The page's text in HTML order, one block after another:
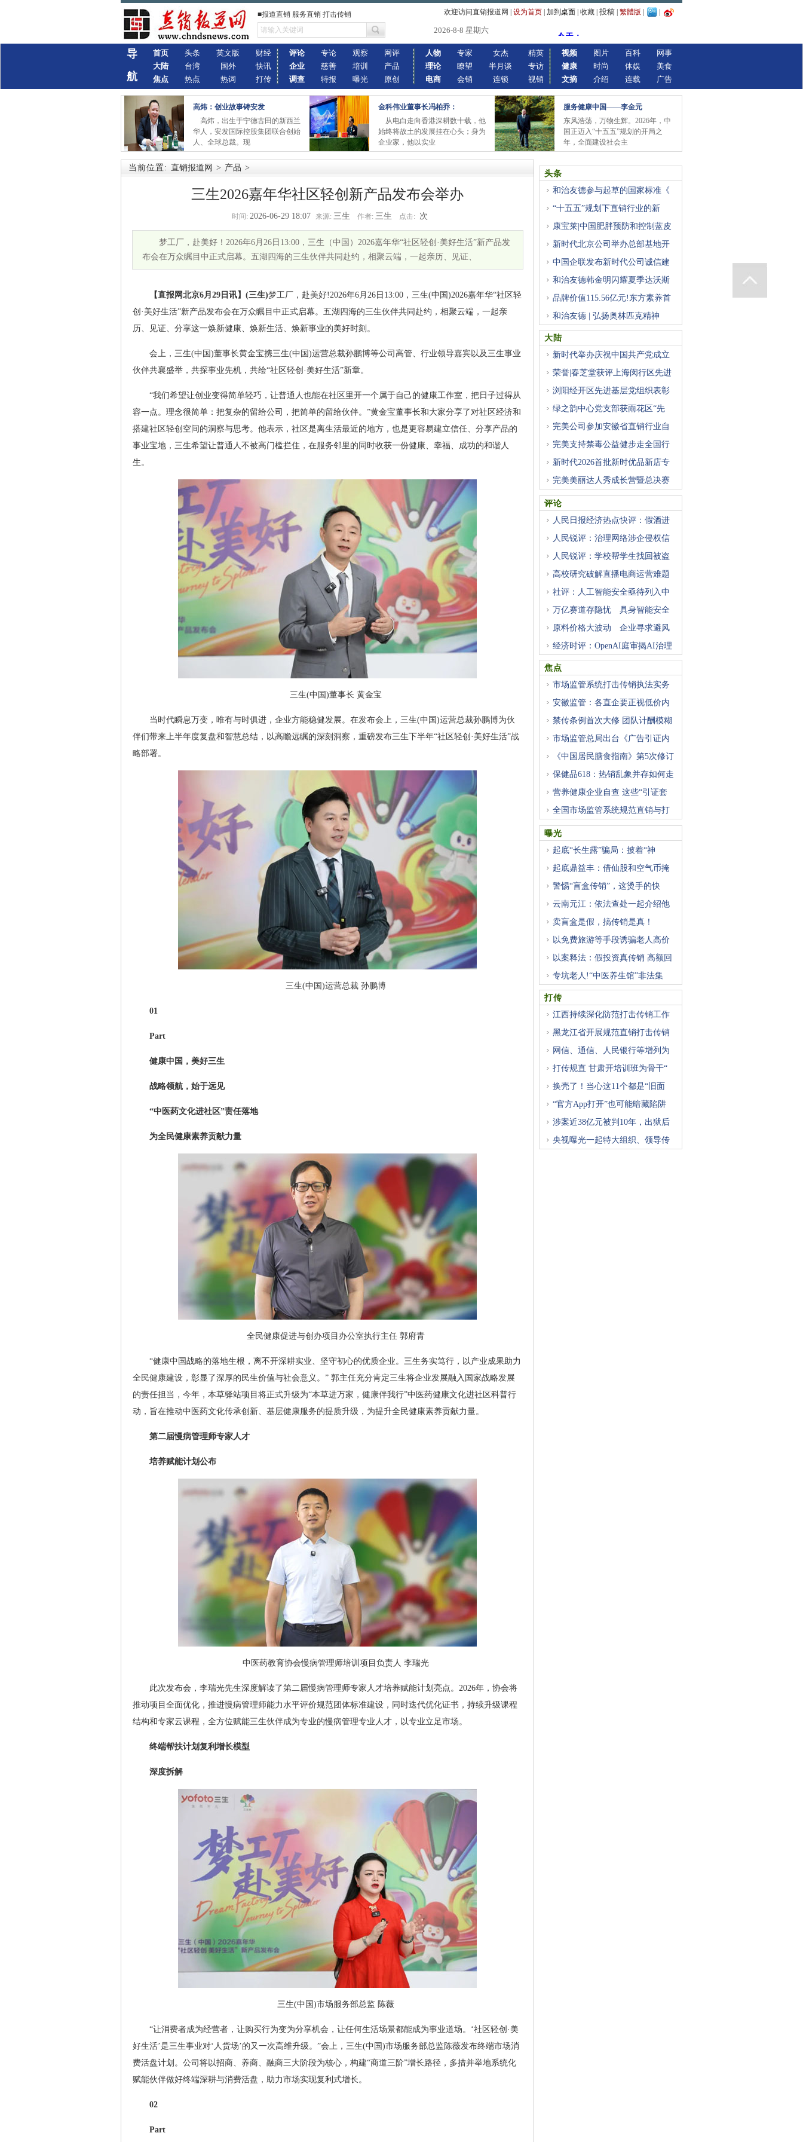
■报道直销 服务直销 打击传销 欢迎访问直销报道网 设为首页 加到桌面 收藏 投稿 繁體版
2026-8-8 星期六
导
航
首页
大陆
焦点
头条
台湾
热点
英文版
国外
热词
财经
快讯
打传
评论
企业
调查
专论
慈善
特报
观察
培训
曝光
网评
产品
原创
人物
理论
电商
专家
瞭望
会销
女杰
半月谈
连锁
精英
专访
视销
视频
健康
文摘
图片
时尚
介绍
百科
体娱
连载
网事
美食
广告
高炜：创业故事铸安发
高炜，出生于宁德古田的新西兰
华人，安发国际控股集团联合创始
人、全球总裁。现
金科伟业董事长冯柏乔：
从电白走向香港深耕数十载，他
始终将故土的发展挂在心头；身为
企业家，他以实业
服务健康中国——李金元
东风浩荡，万物生辉。2026年，中
国正迈入“十五五”规划的开局之
年，全面建设社会主
当前位置: 直销报道网 > 产品 >
三生2026嘉年华社区轻创新产品发布会举办
时间: 2026-06-29 18:07 来源: 三生 作者: 三生 点击: 次
梦工厂，赴美好！2026年6月26日13:00，三生（中国）2026嘉年华“社区轻创·美好生活”新产品发
布会在万众瞩目中正式启幕。五湖四海的三生伙伴共同赴约，相聚云端，一起亲历、见证、
【直报网北京6月29日讯】(三生)梦工厂，赴美好!2026年6月26日13:00，三生(中国)2026嘉年华“社区轻
创·美好生活”新产品发布会在万众瞩目中正式启幕。五湖四海的三生伙伴共同赴约，相聚云端，一起亲
历、见证、分享这一焕新健康、焕新生活、焕新事业的美好时刻。
会上，三生(中国)董事长黄金宝携三生(中国)运营总裁孙鹏博等公司高管、行业领导嘉宾以及三生事业
伙伴共襄盛举，共探事业先机，共绘“社区轻创·美好生活”新章。
“我们希望让创业变得简单轻巧，让普通人也能在社区里开一个属于自己的健康工作室，把日子过得从
容一点。理念很简单：把复杂的留给公司，把简单的留给伙伴。”黄金宝董事长和大家分享了对社区经济和
搭建社区轻创空间的洞察与思考。他表示，社区是离生活最近的地方，也是更容易建立信任、分享产品的
事业宝地，三生希望让普通人不被高门槛拦住，在服务邻里的同时收获一份健康、幸福、成功的和谐人
生。
三生(中国)董事长 黄金宝
当时代瞬息万变，唯有与时俱进，企业方能稳健发展。在发布会上，三生(中国)运营总裁孙鹏博为伙
伴们带来上半年度复盘和智慧总结，以高瞻远瞩的深刻洞察，重磅发布三生下半年“社区轻创·美好生活”战
略部署。
三生(中国)运营总裁 孙鹏博
01
Part
健康中国，美好三生
战略领航，始于远见
“中医药文化进社区”责任落地
为全民健康素养贡献力量
全民健康促进与创办项目办公室执行主任 郭府青
“健康中国战略的落地生根，离不开深耕实业、坚守初心的优质企业。三生务实笃行，以产业成果助力
全民健康建设，彰显了深厚的民生价值与社会意义。” 郭主任充分肯定三生将企业发展融入国家战略发展
的责任担当，今年，本草驿站项目将正式升级为“本草进万家，健康伴我行”中医药健康文化进社区科普行
动，旨在推动中医药文化传承创新、基层健康服务的提质升级，为提升全民健康素养贡献力量。
第二届慢病管理师专家人才
培养赋能计划公布
中医药教育协会慢病管理师培训项目负责人 李瑞光
此次发布会，李瑞光先生深度解读了第二届慢病管理师专家人才培养赋能计划亮点。2026年，协会将
推动项目全面优化，推进慢病管理师能力水平评价规范团体标准建设，同时迭代优化证书，持续升级课程
结构和专家云课程，全方位赋能三生伙伴成为专业的慢病管理专业人才，以专业立足市场。
终端帮扶计划复利增长模型
深度拆解
三生(中国)市场服务部总监 陈薇
“让消费者成为经营者，让购买行为变为分享机会，让任何生活场景都能成为事业道场。‘社区轻创·美
好生活’是三生事业对‘人货场’的又一次高维升级。”会上，三生(中国)市场服务部总监陈薇发布终端市场消
费活盘计划。公司将以招商、养商、融商三大阶段为核心，构建“商道三阶”增长路径，多措并举地系统化
赋能伙伴做好终端深耕与消费活盘，助力市场实现复利式增长。
02
Part
头条
和治友德参与起草的国家标准《
“十五五”规划下直销行业的新
康宝莱|中国肥胖预防和控制蓝皮
新时代北京公司举办总部基地开
中国企联发布新时代公司诚信建
和治友德韩金明闪耀夏季达沃斯
品牌价值115.56亿元!东方素养首
和治友德 | 弘扬奥林匹克精神
大陆
新时代举办庆祝中国共产党成立
荣誉|春芝堂获评上海闵行区先进
浏阳经开区先进基层党组织表彰
绿之韵中心党支部获雨花区“先
完美公司参加安徽省直销行业自
完美支持禁毒公益健步走全国行
新时代2026首批新时优品新店专
完美美丽达人秀成长营暨总决赛
评论
人民日报经济热点快评：假酒进
人民锐评：治理网络涉企侵权信
人民锐评：学校帮学生找回被盗
高校研究破解直播电商运营难题
社评：人工智能安全亟待列入中
万亿赛道存隐忧 具身智能安全
原料价格大波动 企业寻求避风
经济时评：OpenAI庭审揭AI治理
困
焦点
市场监管系统打击传销执法实务
安徽监管：各直企要正视低价内
禁传条例首次大修 团队计酬模糊
市场监管总局出台《广告引证内
《中国居民膳食指南》第5次修订
保健品618：热销乱象并存如何走
营养健康企业自查 这些“引证套
全国市场监管系统规范直销与打
曝光
起底“长生露”骗局：披着“神
起底鼎益丰：借仙股和空气币掩
警惕“盲盒传销”，这烫手的快
云南元江：依法查处一起介绍他
卖盲盒是假，搞传销是真！
以免费旅游等手段诱骗老人高价
以案释法：假投资真传销 高额回
专坑老人!“中医养生馆”非法集
打传
江西持续深化防范打击传销工作
黑龙江省开展规范直销打击传销
网信、通信、人民银行等增列为
打传规直 甘肃开培训班为骨干“
换壳了！当心这11个都是“旧面
“官方App打开”也可能暗藏陷阱
涉案近38亿元被判10年，出狱后
央视曝光一起特大组织、领导传